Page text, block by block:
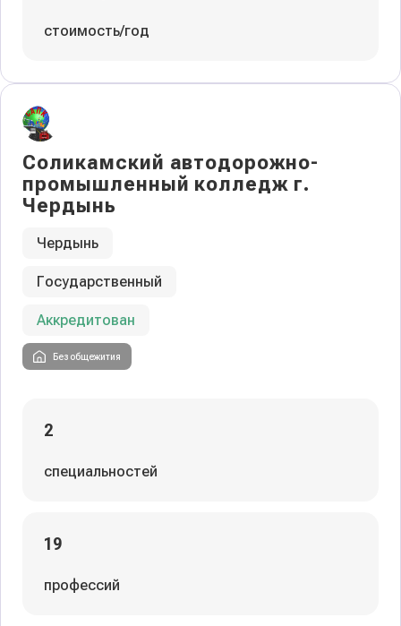
стоимость/год
Соликамский автодорожно-
промышленный колледж г.
Чердынь
Чердынь
Государственный
Аккредитован
Без общежития
2
специальностей
19
профессий